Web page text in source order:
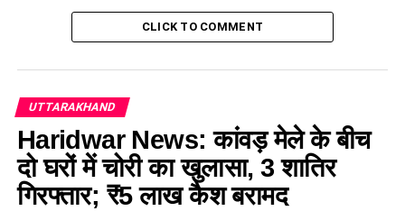
इकाइयों को केंद्र ने अपात्र किया घोषित, जानिए वजह…
DON'T MISS
CLICK TO COMMENT
UTTARAKHAND
Haridwar News: कांवड़ मेले के बीच
दो घरों में चोरी का खुलासा, 3 शातिर
गिरफ्तार; ₹5 लाख कैश बरामद